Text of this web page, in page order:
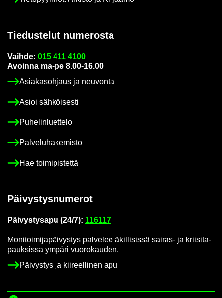
Tie­dus­te­lut nu­me­ros­ta
Vaih­de: 015 411 4100
Avoin­na ma-pe 8.00-16.00
Asia­kas­oh­jaus ja neu­von­ta
Asioi säh­köi­ses­ti
Pu­he­lin­luet­te­lo
Pal­ve­lu­ha­ke­mis­to
Hae toi­mi­pis­tet­tä
Päi­vys­tys­nu­me­rot
Päi­vys­tys­a­pu (24/7): 116117
Mo­ni­toi­mi­ja­päi­vys­tys pal­ve­lee äkil­li­sis­sä sairas-​ ja krii­si­ta­
pauk­sis­sa ym­pä­ri vuo­ro­kau­den.
Päi­vys­tys ja kii­reel­li­nen apu